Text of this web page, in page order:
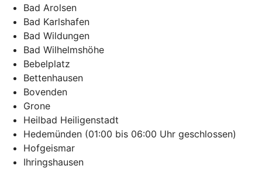
Bad Arolsen
Bad Karlshafen
Bad Wildungen
Bad Wilhelmshöhe
Bebelplatz
Bettenhausen
Bovenden
Grone
Heilbad Heiligenstadt
Hedemünden (01:00 bis 06:00 Uhr geschlossen)
Hofgeismar
Ihringshausen